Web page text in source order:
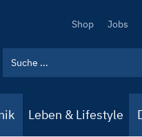
Secondary
Shop Jobs
Leben & Lifestyle